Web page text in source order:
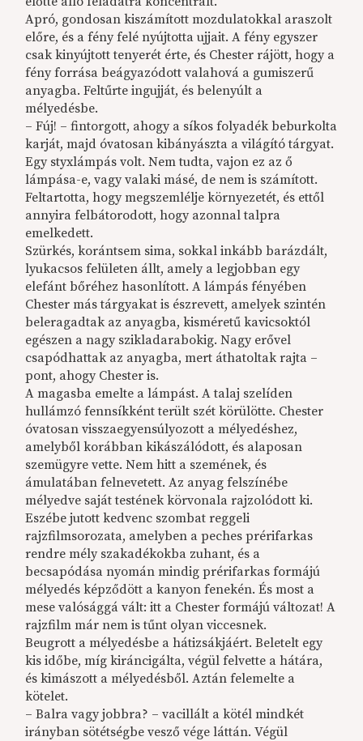
Apró, gondosan kiszámított mozdulatokkal araszolt
előre, és a fény felé nyújtotta ujjait. A fény egyszer
csak kinyújtott tenyerét érte, és Chester rájött, hogy a
fény forrása beágyazódott valahová a gumiszerű
anyagba. Feltűrte ingujját, és belenyúlt a
mélyedésbe.
– Fúj! – fintorgott, ahogy a síkos folyadék beburkolta
karját, majd óvatosan kibányászta a világító tárgyat.
Egy styxlámpás volt. Nem tudta, vajon ez az ő
lámpása-e, vagy valaki másé, de nem is számított.
Feltartotta, hogy megszemlélje környezetét, és ettől
annyira felbátorodott, hogy azonnal talpra
emelkedett.
Szürkés, korántsem sima, sokkal inkább barázdált,
lyukacsos felületen állt, amely a legjobban egy
elefánt bőréhez hasonlított. A lámpás fényében
Chester más tárgyakat is észrevett, amelyek szintén
beleragadtak az anyagba, kisméretű kavicsoktól
egészen a nagy szikladarabokig. Nagy erővel
csapódhattak az anyagba, mert áthatoltak rajta –
pont, ahogy Chester is.
A magasba emelte a lámpást. A talaj szelíden
hullámzó fennsíkként terült szét körülötte. Chester
óvatosan visszaegyensúlyozott a mélyedéshez,
amelyből korábban kikászálódott, és alaposan
szemügyre vette. Nem hitt a szemének, és
ámulatában felnevetett. Az anyag felszínébe
mélyedve saját testének körvonala rajzolódott ki.
Eszébe jutott kedvenc szombat reggeli
rajzfilmsorozata, amelyben a peches prérifarkas
rendre mély szakadékokba zuhant, és a
becsapódása nyomán mindig prérifarkas formájú
mélyedés képződött a kanyon fenekén. És most a
mese valósággá vált: itt a Chester formájú változat! A
rajzfilm már nem is tűnt olyan viccesnek.
Beugrott a mélyedésbe a hátizsákjáért. Beletelt egy
kis időbe, míg kiráncigálta, végül felvette a hátára,
és kimászott a mélyedésből. Aztán felemelte a
kötelet.
– Balra vagy jobbra? – vacillált a kötél mindkét
irányban sötétségbe vesző vége láttán. Végül